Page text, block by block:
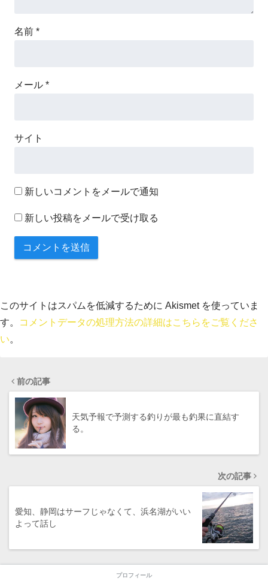
名前 *
メール *
サイト
新しいコメントをメールで通知
新しい投稿をメールで受け取る
このサイトはスパムを低減するために Akismet を使っていま
す。
コメントデータの処理方法の詳細はこちらをご覧くださ
い。
前の記事
天気予報で予測する釣りが最も釣果に直結す
る。
次の記事
愛知、静岡はサーフじゃなくて、浜名湖がいい
よって話し
プロフィール